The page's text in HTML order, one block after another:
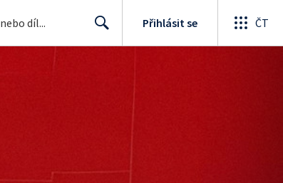
Přihlásit se ČT